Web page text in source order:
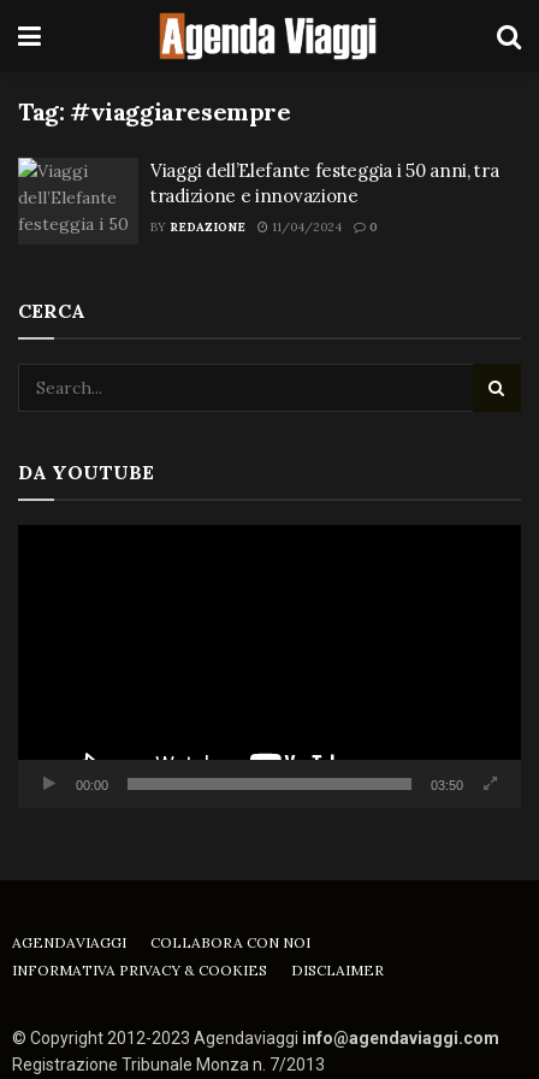
Tag: #viaggiaresempre
Viaggi dell’Elefante festeggia i 50 anni, tra
tradizione e innovazione
BY REDAZIONE 11/04/2024 0
CERCA
DA YOUTUBE
00:00 03:50
AGENDAVIAGGI
COLLABORA CON NOI
INFORMATIVA PRIVACY & COOKIES
DISCLAIMER
© Copyright 2012-2023 Agendaviaggi info@agendaviaggi.com
Registrazione Tribunale Monza n. 7/2013